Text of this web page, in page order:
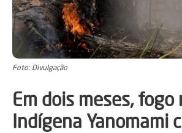
Foto: Divulgação
Em dois meses, fogo
Indígena Yanomami